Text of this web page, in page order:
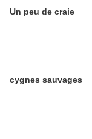
Un peu de craie
cygnes sauvages